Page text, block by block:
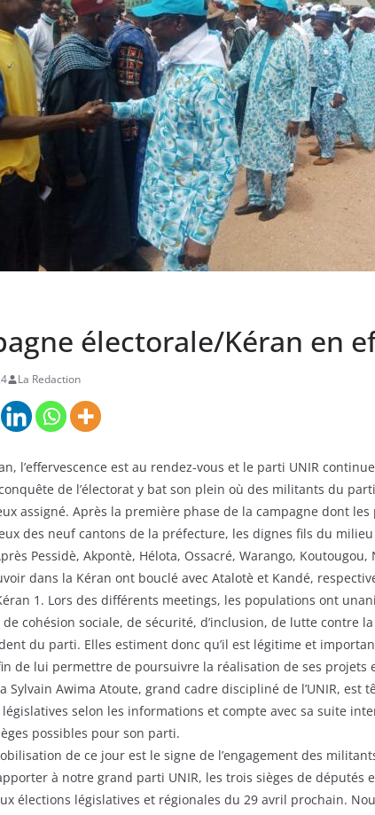
électorale/Kéran en
La Redaction
l’effervescence est au rendez-vous et le parti UNIR
de l’électorat y bat son plein où des militants du
assigné. Après la première phase de la campagne dont
des neuf cantons de la préfecture, les dignes fils du
Pessidè, Akpontè, Hélota, Ossacré, Warango, Koutougou,
dans la Kéran ont bouclé avec Atalotè et Kandé,
1. Lors des différents meetings, les populations ont
cohésion sociale, de sécurité, d’inclusion, de lutte contre
du parti. Elles estiment donc qu’il est légitime et
de lui permettre de poursuivre la réalisation de ses projets
Sylvain Awima Atoute, grand cadre discipliné de l’UNIR, est
selon les informations et compte avec sa suite
possibles pour son parti.
de ce jour est le signe de l’engagement des
à notre grand parti UNIR, les trois sièges de députés
élections législatives et régionales du 29 avril prochain.